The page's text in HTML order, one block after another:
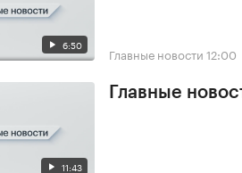
6:50 Главные новости 12:00
11:43
Главные